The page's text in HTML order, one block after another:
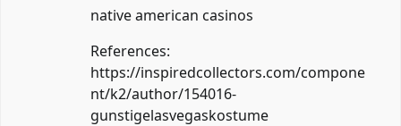
native american casinos
References:
https://inspiredcollectors.com/compone
nt/k2/author/154016-
gunstigelasvegaskostume